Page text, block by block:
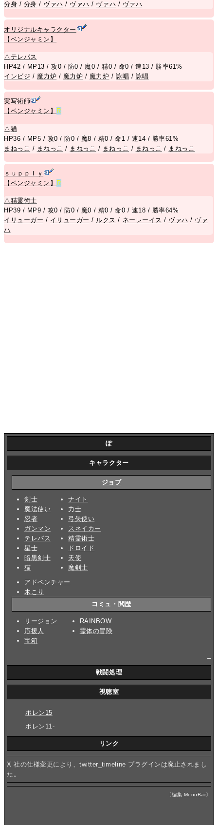
分身 / 分身 / ヴァハ / ヴァハ / ヴァハ / ヴァハ
オリジナルキャラクター
【ベンジャミン】
△ テレパス
HP42 / MP13 / 攻0 / 防0 / 魔0 / 精0 / 命0 / 速13 / 勝率61%
インビジ / 魔力炉 / 魔力炉 / 魔力炉 /詠唱 / 詠唱
実写術師
【ベンジャミン】
R
△ 猫
HP36 / MP5 / 攻0 / 防0 / 魔8 / 精0 / 命1 / 速14 / 勝率61%
まねっこ / まねっこ / まねっこ / まねっこ / まねっこ / まねっこ
ｓｕｐｐｌｙ
【ベンジャミン】
R
△精霊術士
HP39 / MP9 / 攻0 / 防0 / 魔0 / 精0 / 命0 / 速18 / 勝率64%
イリューガー / イリューガー / ルクス / ネーレーイス / ヴァハ / ヴァ
ハ
ぽ
キャラクター
ジョブ
剣士
魔法使い
忍者
ガンマン
テレパス
星士
暗黒剣士
猫
ナイト
力士
弓矢使い
スネイカー
精霊術士
ドロイド
天使
魔剣士
アドベンチャー
木こり
コミュ・閲歴
リージョン
応援人
宝箱
RAINBOW
霊体の冒険
戦闘処理
視聴室
ポレン15
ポレン11-
リンク
X 社の仕様変更により、twitter_timeline プラグインは廃止されまし
た。
〔編集:MenuBar